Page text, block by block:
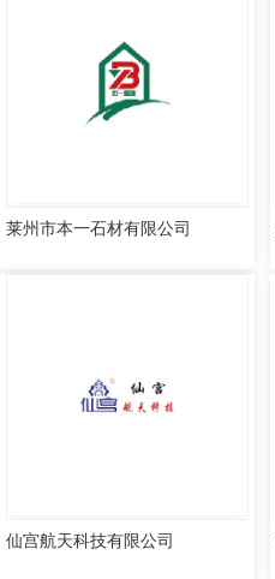
莱州市本一石材有限公司
仙宫航天科技有限公司